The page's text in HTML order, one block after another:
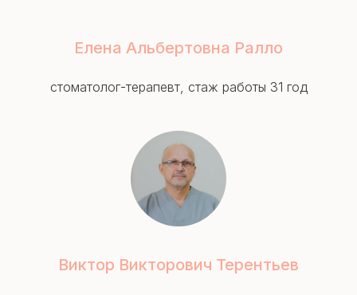
Елена Альбертовна Ралло
стоматолог-терапевт, стаж работы 31 год
Виктор Викторович Терентьев